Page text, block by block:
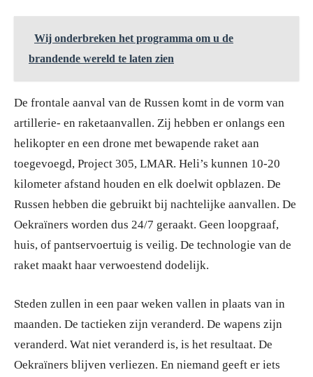
Wij onderbreken het programma om u de
brandende wereld te laten zien
De frontale aanval van de Russen komt in de vorm van
artillerie- en raketaanvallen. Zij hebben er onlangs een
helikopter en een drone met bewapende raket aan
toegevoegd, Project 305, LMAR. Heli’s kunnen 10-20
kilometer afstand houden en elk doelwit opblazen. De
Russen hebben die gebruikt bij nachtelijke aanvallen. De
Oekraïners worden dus 24/7 geraakt. Geen loopgraaf,
huis, of pantservoertuig is veilig. De technologie van de
raket maakt haar verwoestend dodelijk.
Steden zullen in een paar weken vallen in plaats van in
maanden. De tactieken zijn veranderd. De wapens zijn
veranderd. Wat niet veranderd is, is het resultaat. De
Oekraïners blijven verliezen. En niemand geeft er iets